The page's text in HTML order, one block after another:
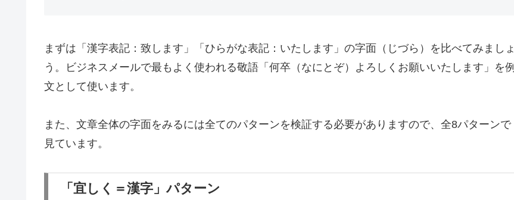
まずは「漢字表記：致します」「ひらがな表記：いたします」の字面（じづら）を比べてみましょ
う。ビジネスメールで最もよく使われる敬語「何卒（なにとぞ）よろしくお願いいたします」を例
文として使います。
また、文章全体の字面をみるには全てのパターンを検証する必要がありますので、全8パターンで
見ています。
「宜しく＝漢字」パターン